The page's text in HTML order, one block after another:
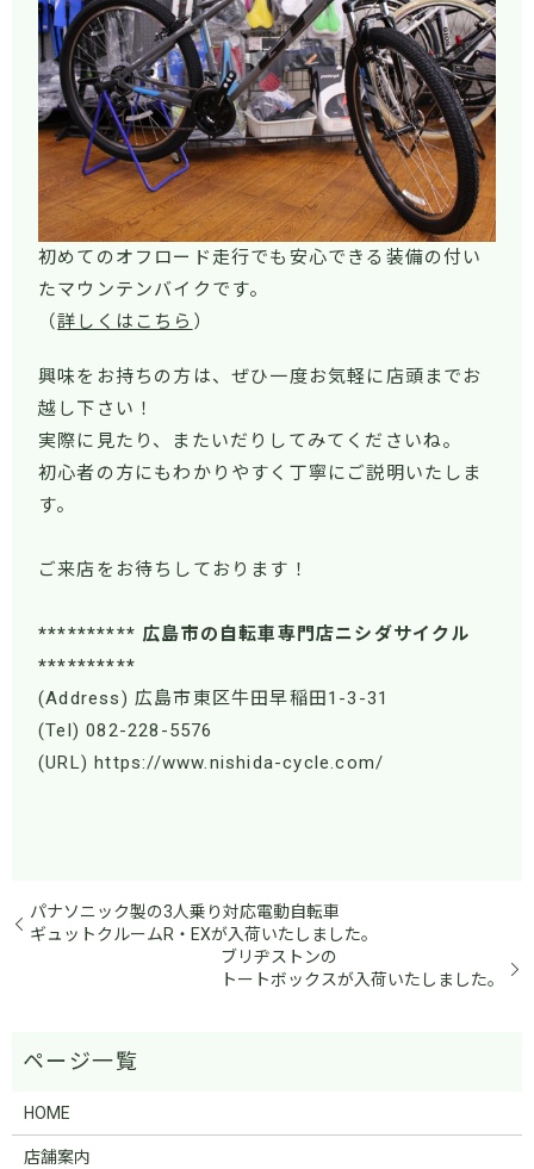
初めてのオフロード走行でも安心できる装備の付い
たマウンテンバイクです。
（詳しくはこちら ）
興味をお持ちの方は、ぜひ一度お気軽に店頭までお
越し下さい！
実際に見たり、またいだりしてみてくださいね。
初心者の方にもわかりやすく丁寧にご説明いたしま
す。
ご来店をお待ちしております！
********** 広島市の自転車専門店ニシダサイクル
**********
(Address) 広島市東区牛田早稲田1-3-31
(Tel) 082-228-5576
(URL) https://www.nishida-cycle.com/
パナソニック製の3人乗り対応電動自転車
ギュットクルームR・EXが入荷いたしました。
ブリヂストンの
トートボックスが入荷いたしました。
HOME
店舗案内